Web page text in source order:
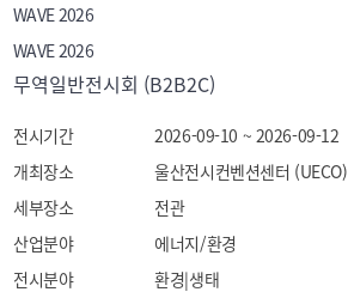
WAVE 2026
WAVE 2026
무역일반전시회 (B2B2C)
전시기간
2026-09-10 ~ 2026-09-12
개최장소
울산전시컨벤션센터 (UECO)
세부장소
전관
산업분야
에너지/환경
전시분야
환경|생태